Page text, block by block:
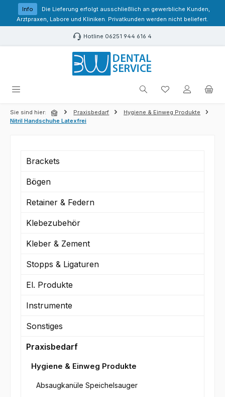
Zum Hauptinhalt springen
Info
Die Lieferung erfolgt ausschließlich an gewerbliche Kunden,
Arztpraxen, Labore und Kliniken. Privatkunden werden nicht beliefert.
Hotline 06251 944 616 4
Du hast 0
Sie sind hier: Praxisbedarf
Hygiene & Einweg Produkte
Nitril Handschuhe Latexfrei
Brackets
Bögen
Retainer & Federn
Klebezubehör
Kleber & Zement
Stopps & Ligaturen
El. Produkte
Instrumente
Sonstiges
Praxisbedarf
Hygiene & Einweg Produkte
Absaugkanüle Speichelsauger